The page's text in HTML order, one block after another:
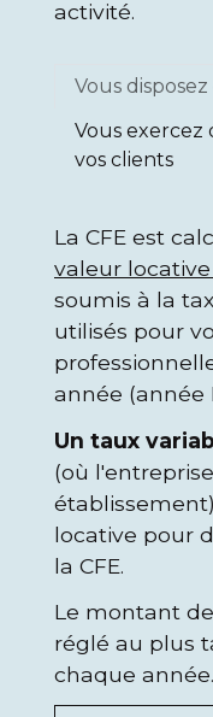
activité.
Vous
Vous exercez
vos clients
La CFE est
valeur
soumis à la
utilisés pour
année (année
Un taux
(où
locative pour
la CFE.
Le montant
réglé au plus
chaque année.